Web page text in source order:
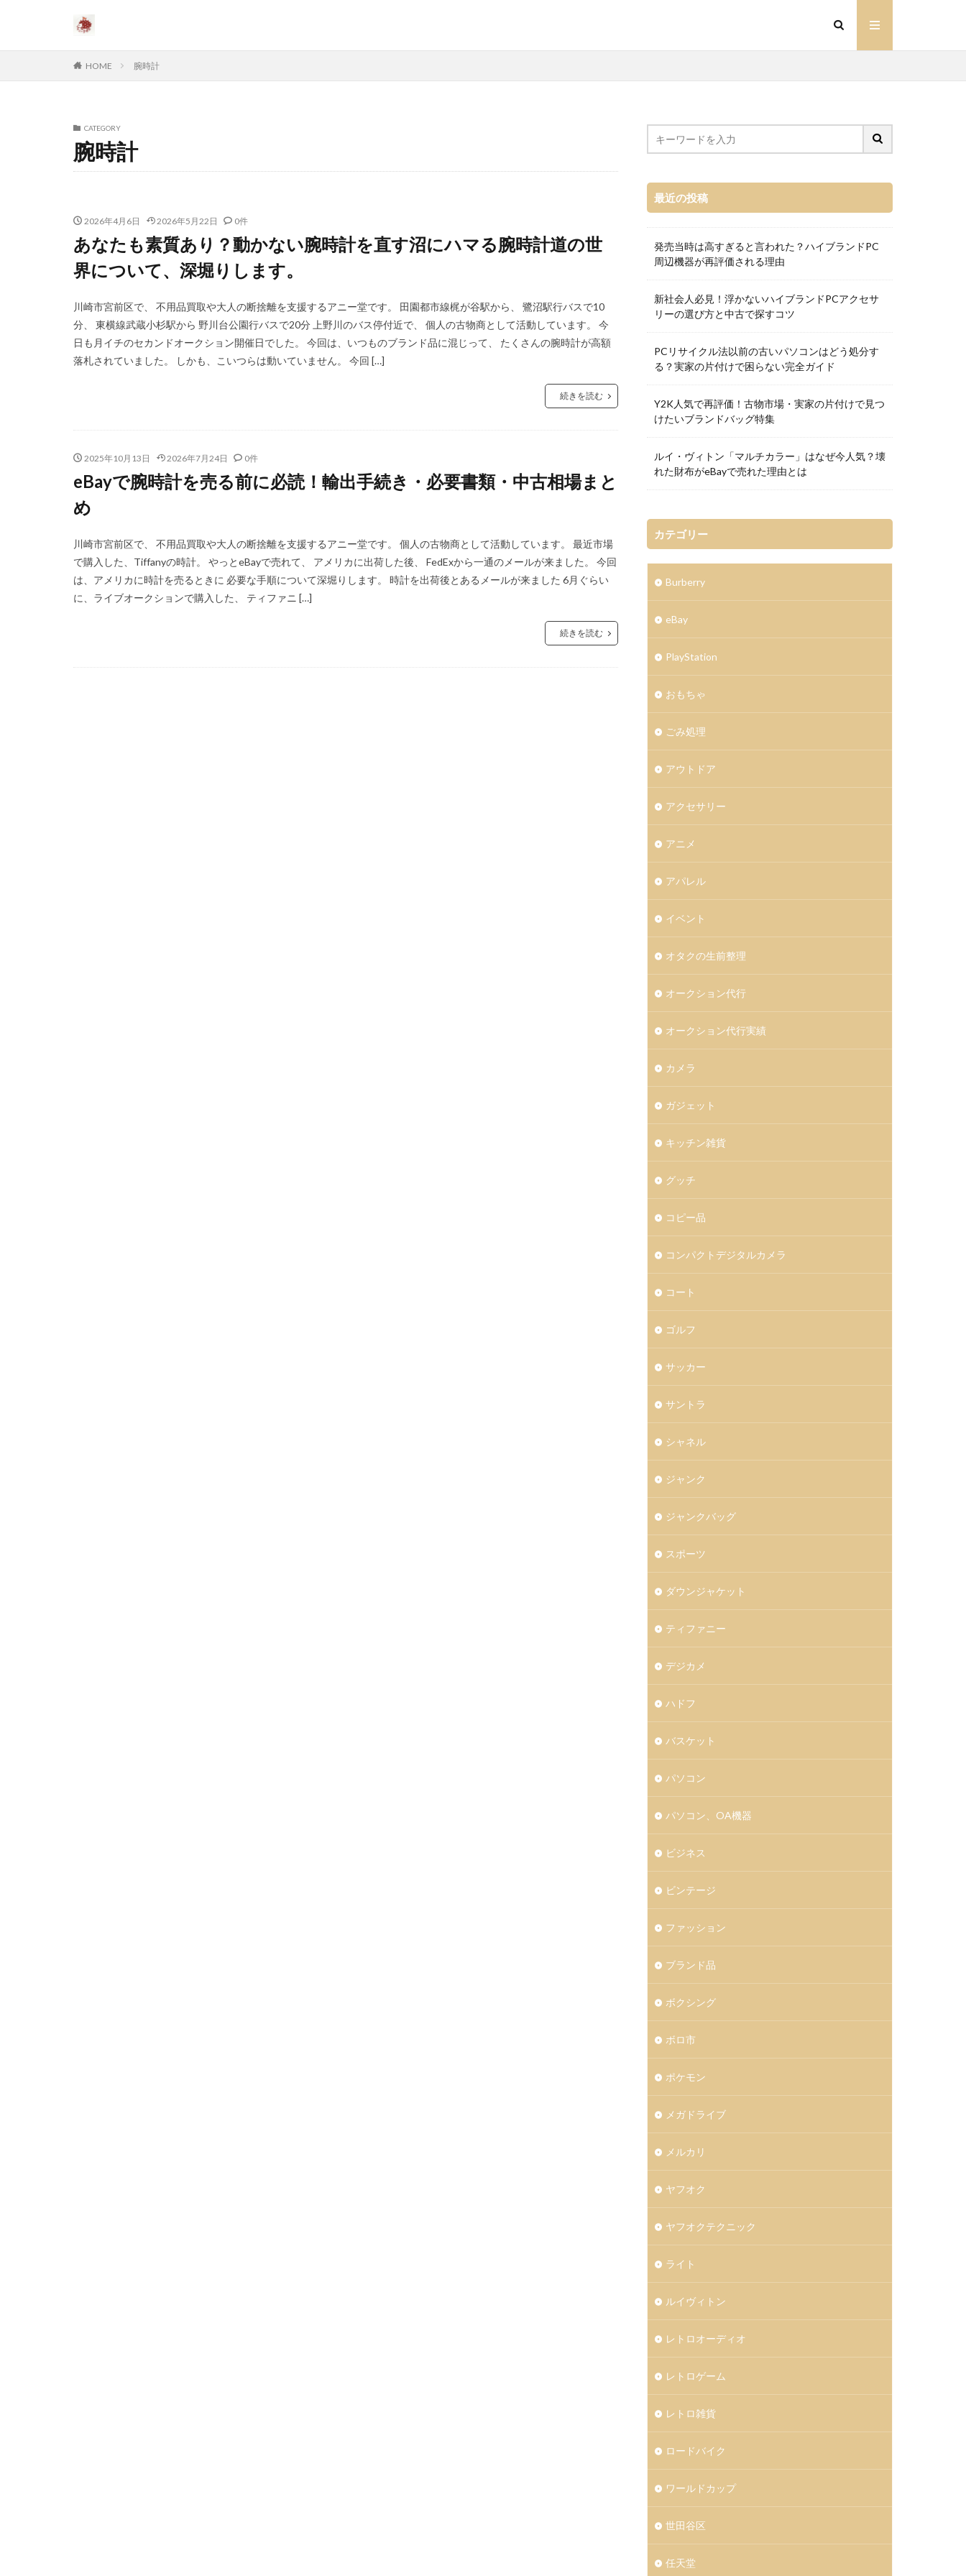
HOME 腕時計
CATEGORY
腕時計
2026年4月6日 2026年5月22日 0件
あなたも素質あり？動かない腕時計を直す沼にハマる腕時計道の世
界について、深堀りします。
川崎市宮前区で、 不用品買取や大人の断捨離を支援するアニー堂です。 田園都市線梶が谷駅から、 鷺沼駅行バスで10
分、 東横線武蔵小杉駅から 野川台公園行バスで20分 上野川のバス停付近で、 個人の古物商として活動しています。 今
日も月イチのセカンドオークション開催日でした。 今回は、いつものブランド品に混じって、 たくさんの腕時計が高額
落札されていました。 しかも、こいつらは動いていません。 今回 […]
続きを読む
2025年10月13日 2026年7月24日 0件
eBayで腕時計を売る前に必読！輸出手続き・必要書類・中古相場まと
め
川崎市宮前区で、 不用品買取や大人の断捨離を支援するアニー堂です。 個人の古物商として活動しています。 最近市場
で購入した、Tiffanyの時計。 やっとeBayで売れて、 アメリカに出荷した後、 FedExから一通のメールが来ました。 今回
は、アメリカに時計を売るときに 必要な手順について深堀りします。 時計を出荷後とあるメールが来ました 6月ぐらい
に、ライブオークションで購入した、 ティファニ […]
続きを読む
最近の投稿
発売当時は高すぎると言われた？ハイブランドPC
周辺機器が再評価される理由
新社会人必見！浮かないハイブランドPCアクセサ
リーの選び方と中古で探すコツ
PCリサイクル法以前の古いパソコンはどう処分す
る？実家の片付けで困らない完全ガイド
Y2K人気で再評価！古物市場・実家の片付けで見つ
けたいブランドバッグ特集
ルイ・ヴィトン「マルチカラー」はなぜ今人気？壊
れた財布がeBayで売れた理由とは
カテゴリー
Burberry
eBay
PlayStation
おもちゃ
ごみ処理
アウトドア
アクセサリー
アニメ
アパレル
イベント
オタクの生前整理
オークション代行
オークション代行実績
カメラ
ガジェット
キッチン雑貨
グッチ
コピー品
コンパクトデジタルカメラ
コート
ゴルフ
サッカー
サントラ
シャネル
ジャンク
ジャンクバッグ
スポーツ
ダウンジャケット
ティファニー
デジカメ
ハドフ
バスケット
パソコン
パソコン、OA機器
ビジネス
ビンテージ
ファッション
ブランド品
ボクシング
ボロ市
ポケモン
メガドライブ
メルカリ
ヤフオク
ヤフオクテクニック
ライト
ルイヴィトン
レトロオーディオ
レトロゲーム
レトロ雑貨
ロードバイク
ワールドカップ
世田谷区
任天堂